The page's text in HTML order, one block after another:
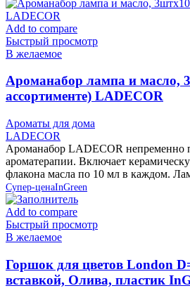
Add to compare
Быстрый просмотр
В желаемое
Ароманабор лампа и масло,
ассортименте) LADECOR
Ароматы для дома
LADECOR
Ароманабор LADECOR непременно
ароматерапии. Включает
флакона масла по 10 мл в каждом.
Супер-ценаInGreen
Add to compare
Быстрый просмотр
В желаемое
Горшок для цветов London
вставкой, Олива, пластик